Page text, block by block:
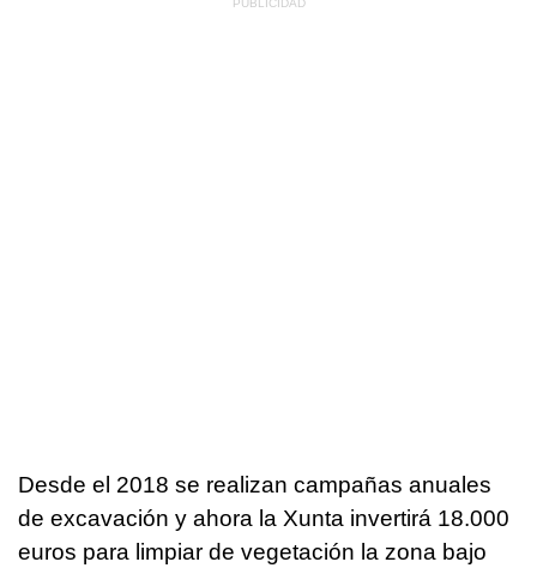
Desde el 2018 se realizan campañas anuales
de excavación y ahora la Xunta invertirá 18.000
euros para limpiar de vegetación la zona bajo